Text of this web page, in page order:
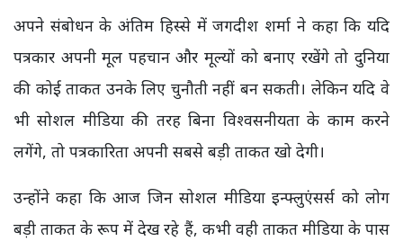
अपने संबोधन के अंतिम हिस्से में जगदीश शर्मा ने कहा कि यदि
पत्रकार अपनी मूल पहचान और मूल्यों को बनाए रखेंगे तो दुनिया
की कोई ताकत उनके लिए चुनौती नहीं बन सकती। लेकिन यदि वे
भी सोशल मीडिया की तरह बिना विश्वसनीयता के काम करने
लगेंगे, तो पत्रकारिता अपनी सबसे बड़ी ताकत खो देगी।
उन्होंने कहा कि आज जिन सोशल मीडिया इन्फ्लुएंसर्स को लोग
बड़ी ताकत के रूप में देख रहे हैं, कभी वही ताकत मीडिया के पास